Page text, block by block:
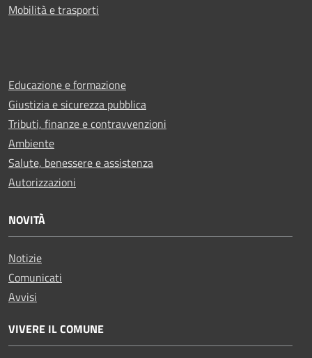
Mobilità e trasporti
Educazione e formazione
Giustizia e sicurezza pubblica
Tributi, finanze e contravvenzioni
Ambiente
Salute, benessere e assistenza
Autorizzazioni
NOVITÀ
Notizie
Comunicati
Avvisi
VIVERE IL COMUNE